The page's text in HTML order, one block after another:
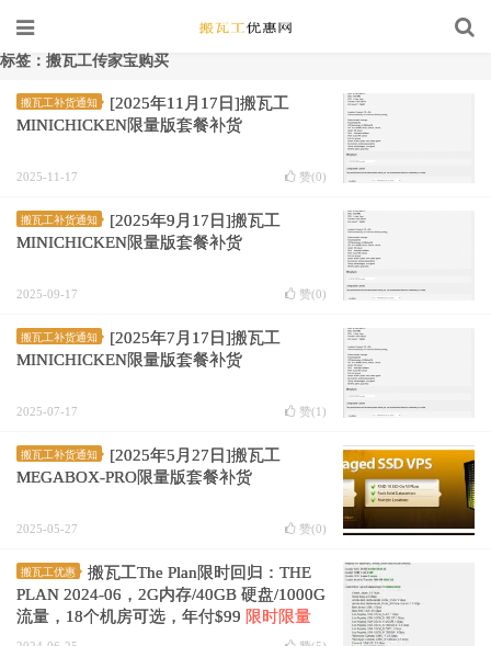
标签：搬瓦工传家宝购买
搬瓦工补货通知
[2025年11月17日]搬瓦工
MINICHICKEN限量版套餐补货
2025-11-17 赞(0)
搬瓦工补货通知
[2025年9月17日]搬瓦工
MINICHICKEN限量版套餐补货
2025-09-17 赞(0)
搬瓦工补货通知
[2025年7月17日]搬瓦工
MINICHICKEN限量版套餐补货
2025-07-17 赞(1 )
搬瓦工补货通知
[2025年5月27日]搬瓦工
MEGABOX-PRO限量版套餐补货
2025-05-27 赞(0)
搬瓦工优惠
搬瓦工The Plan限时回归：THE
PLAN 2024-06，2G内存/40GB 硬盘/1000G
流量，18个机房可选，年付$99 限时限量